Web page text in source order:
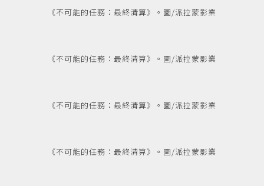
《不可能的任務：最終清算》。圖/派拉蒙影業
《不可能的任務：最終清算》。圖/派拉蒙影業
《不可能的任務：最終清算》。圖/派拉蒙影業
《不可能的任務：最終清算》。圖/派拉蒙影業